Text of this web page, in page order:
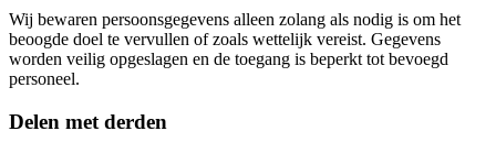
Wij bewaren persoonsgegevens alleen zolang als nodig is om het
beoogde doel te vervullen of zoals wettelijk vereist. Gegevens
worden veilig opgeslagen en de toegang is beperkt tot bevoegd
personeel.
Delen met derden